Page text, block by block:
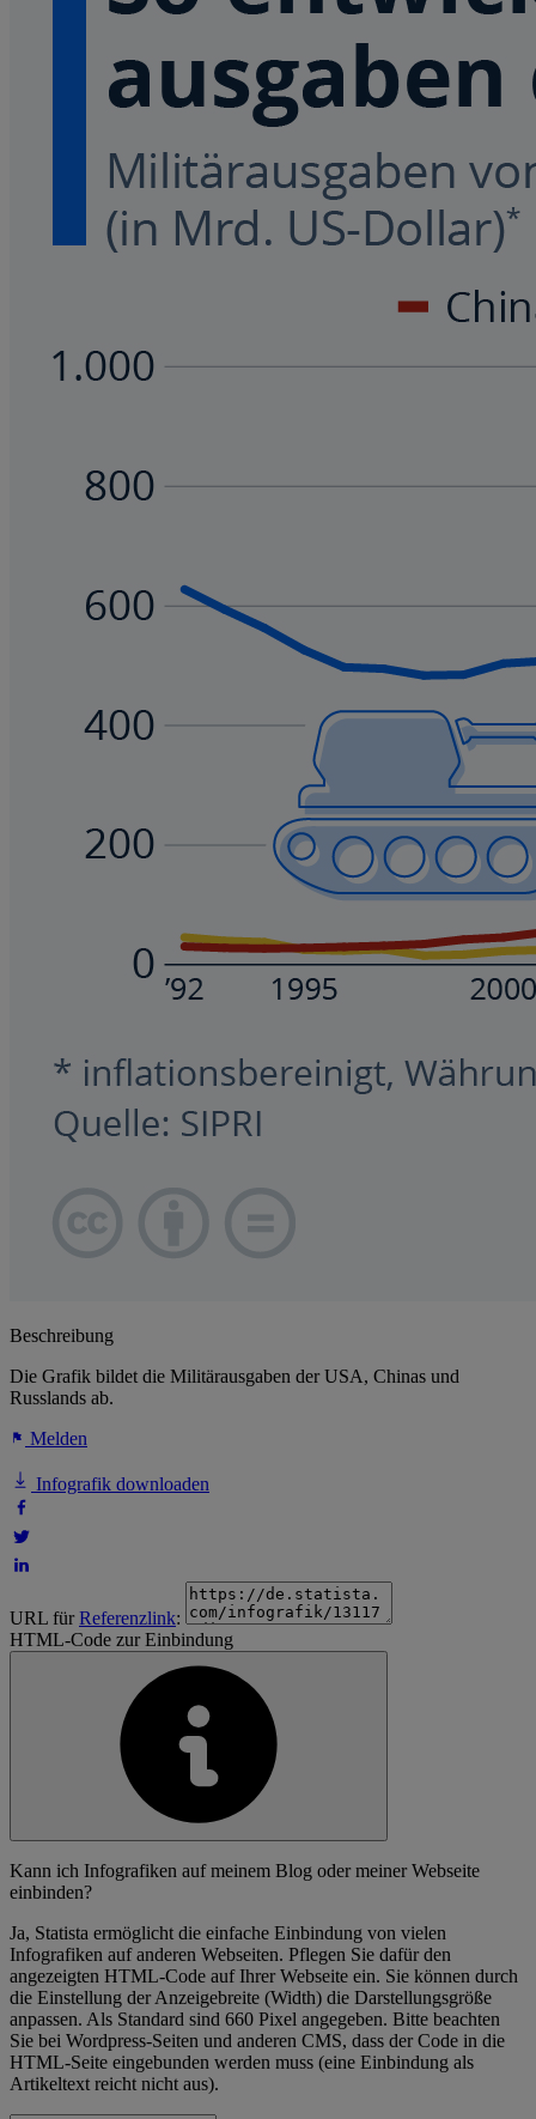
Beschreibung
Die Grafik bildet die Militärausgaben der USA, Chinas und
Russlands ab.
Melden
Infografik downloaden
URL fürReferenzlink:
HTML-Code zur Einbindung
Kann ich Infografiken auf meinem Blog oder meiner Webseite
einbinden?
Ja, Statista ermöglicht die einfache Einbindung von vielen
Infografiken auf anderen Webseiten. Pflegen Sie dafür den
angezeigten HTML-Code auf Ihrer Webseite ein. Sie können durch
die Einstellung der Anzeigebreite (Width) die Darstellungsgröße
anpassen. Als Standard sind 660 Pixel angegeben. Bitte beachten
Sie bei Wordpress-Seiten und anderen CMS, dass der Code in die
HTML-Seite eingebunden werden muss (eine Einbindung als
Artikeltext reicht nicht aus).